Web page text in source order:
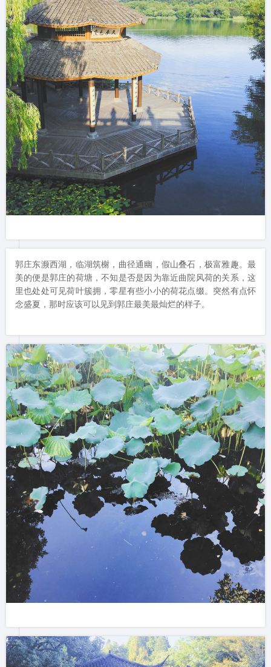
郭庄东濒西湖，临湖筑榭，曲径通幽，假山叠石，极富雅趣。最
美的便是郭庄的荷塘，不知是否是因为靠近曲院风荷的关系，这
里也处处可见荷叶簇拥，零星有些小小的荷花点缀。突然有点怀
念盛夏，那时应该可以见到郭庄最美最灿烂的样子。